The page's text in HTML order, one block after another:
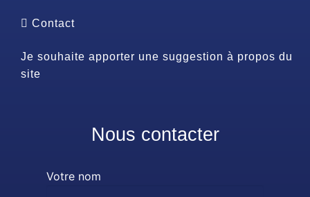
Contact
Je souhaite apporter une suggestion à propos du
site
Nous contacter
Votre nom